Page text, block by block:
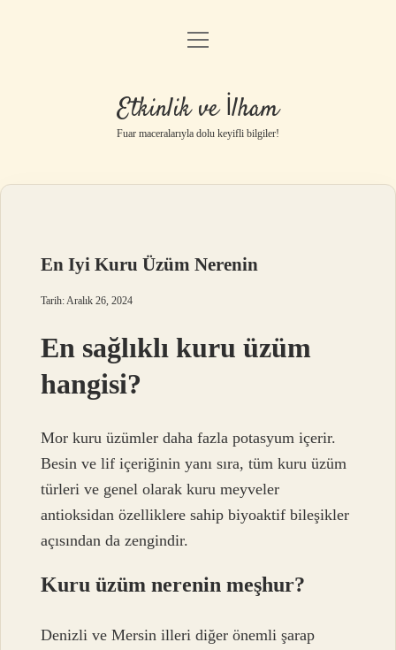
Anasayfa
Gizlilik Politikası
Yasal Uyarı
menüyü
Etkinlik ve İlham
Fuar maceralarıyla dolu keyifli bilgiler!
En Iyi Kuru Üzüm Nerenin
Tarih: Aralık 26, 2024
En sağlıklı kuru üzüm
hangisi?
Mor kuru üzümler daha fazla potasyum içerir.
Besin ve lif içeriğinin yanı sıra, tüm kuru üzüm
türleri ve genel olarak kuru meyveler
antioksidan özelliklere sahip biyoaktif bileşikler
açısından da zengindir.
Kuru üzüm nerenin meşhur?
Denizli ve Mersin illeri diğer önemli şarap